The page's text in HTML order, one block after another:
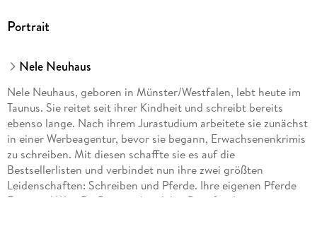
Portrait
Nele Neuhaus
Nele Neuhaus, geboren in Münster/Westfalen, lebt heute im
Taunus. Sie reitet seit ihrer Kindheit und schreibt bereits
ebenso lange. Nach ihrem Jurastudium arbeitete sie zunächst
in einer Werbeagentur, bevor sie begann, Erwachsenenkrimis
zu schreiben. Mit diesen schaffte sie es auf die
Bestsellerlisten und verbindet nun ihre zwei größten
Leidenschaften: Schreiben und Pferde. Ihre eigenen Pferde
Fritzi und Won Da Pie standen dabei Pate für die